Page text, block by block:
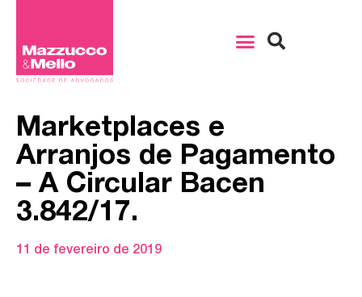
Marketplaces e
Arranjos de Pagamento
– A Circular Bacen
3.842/17.
11 de fevereiro de 2019